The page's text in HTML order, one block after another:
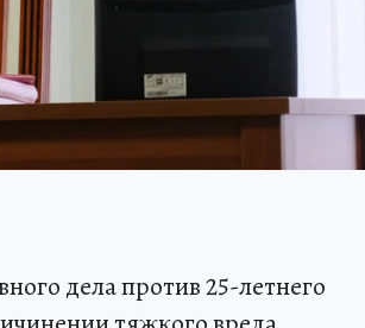
дела против 25-летнего